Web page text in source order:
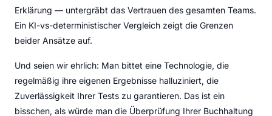
Erklärung — untergräbt das Vertrauen des gesamten Teams.
Ein KI-vs-deterministischer Vergleich zeigt die Grenzen
beider Ansätze auf.
Und seien wir ehrlich: Man bittet eine Technologie, die
regelmäßig ihre eigenen Ergebnisse halluziniert, die
Zuverlässigkeit Ihrer Tests zu garantieren. Das ist ein
bisschen, als würde man die Überprüfung Ihrer Buchhaltung